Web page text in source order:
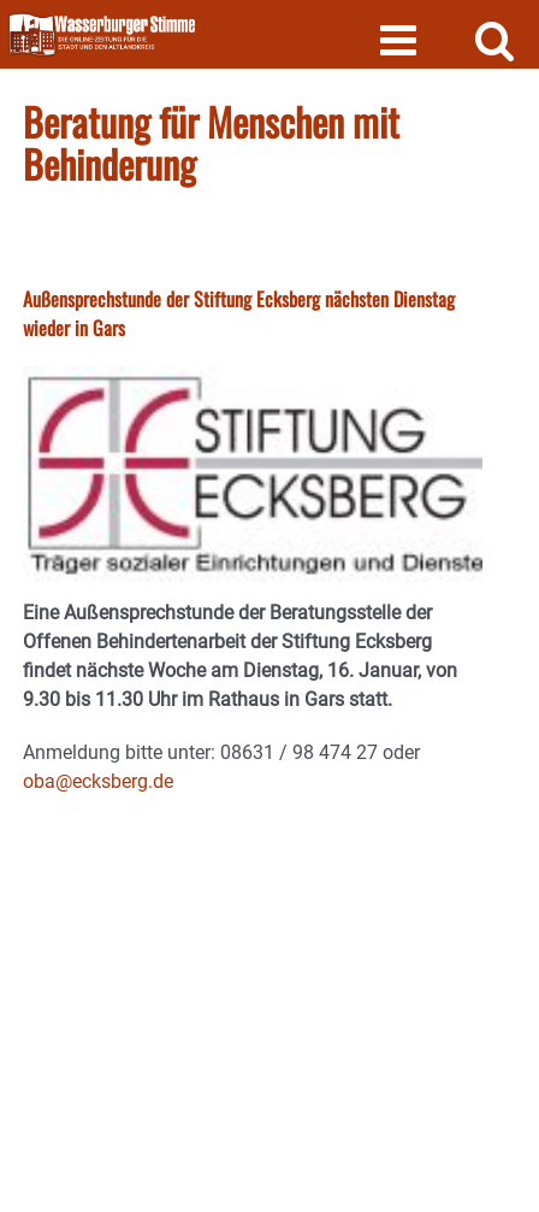
Skip
to
content
Beratung für Menschen mit
Behinderung
Außensprechstunde der Stiftung Ecksberg nächsten Dienstag
wieder in Gars
Eine Außensprechstunde der Beratungsstelle der
Offenen Behindertenarbeit der Stiftung Ecksberg
findet nächste Woche am Dienstag, 16. Januar, von
9.30 bis 11.30 Uhr im Rathaus in Gars statt.
Anmeldung bitte unter: 08631 / 98 474 27 oder
oba@ecksberg.de